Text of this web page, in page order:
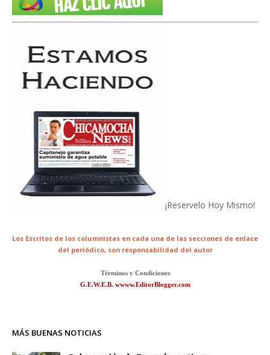
¡Reservelo Hoy Mismo!
Los Escritos de los columnistas en cada una de las secciones de enlace
del periódico, son responsabilidad del autor
Términos y Condiciones
G.E.W.E.B. wwww.EditorBlogger.com
MÁS BUENAS NOTICIAS